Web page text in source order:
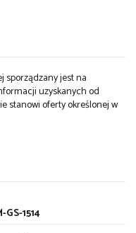
sporządzany jest na
uzyskanych od
stanowi oferty określonej w
GS-1514